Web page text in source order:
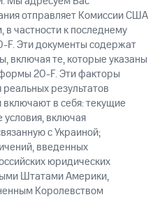
отправляет Комиссии США
частности к последнему
F.Эти документы содержат
включая те, которые указаны
20-F.Эти факторы
результатов
в себя: текущие
включая
с Украиной;
введенных
юридических
Штатами Америки,
Королевством